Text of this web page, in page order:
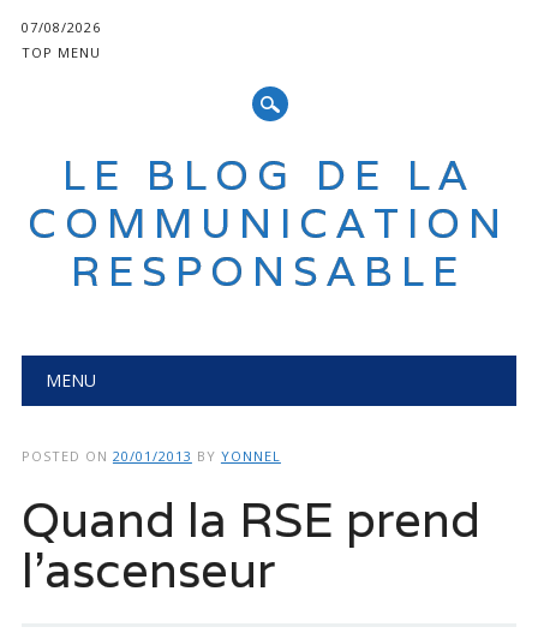
07/08/2026
TOP MENU
LE BLOG DE LA
COMMUNICATION
RESPONSABLE
Main menu
MENU
POSTED ON 20/01/2013 BY YONNEL
Quand la RSE prend
l’ascenseur